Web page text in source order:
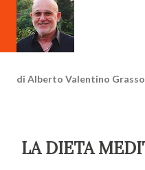
di Alberto Valentino Grasso
LA DIETA MEDITERRANEA COSTA